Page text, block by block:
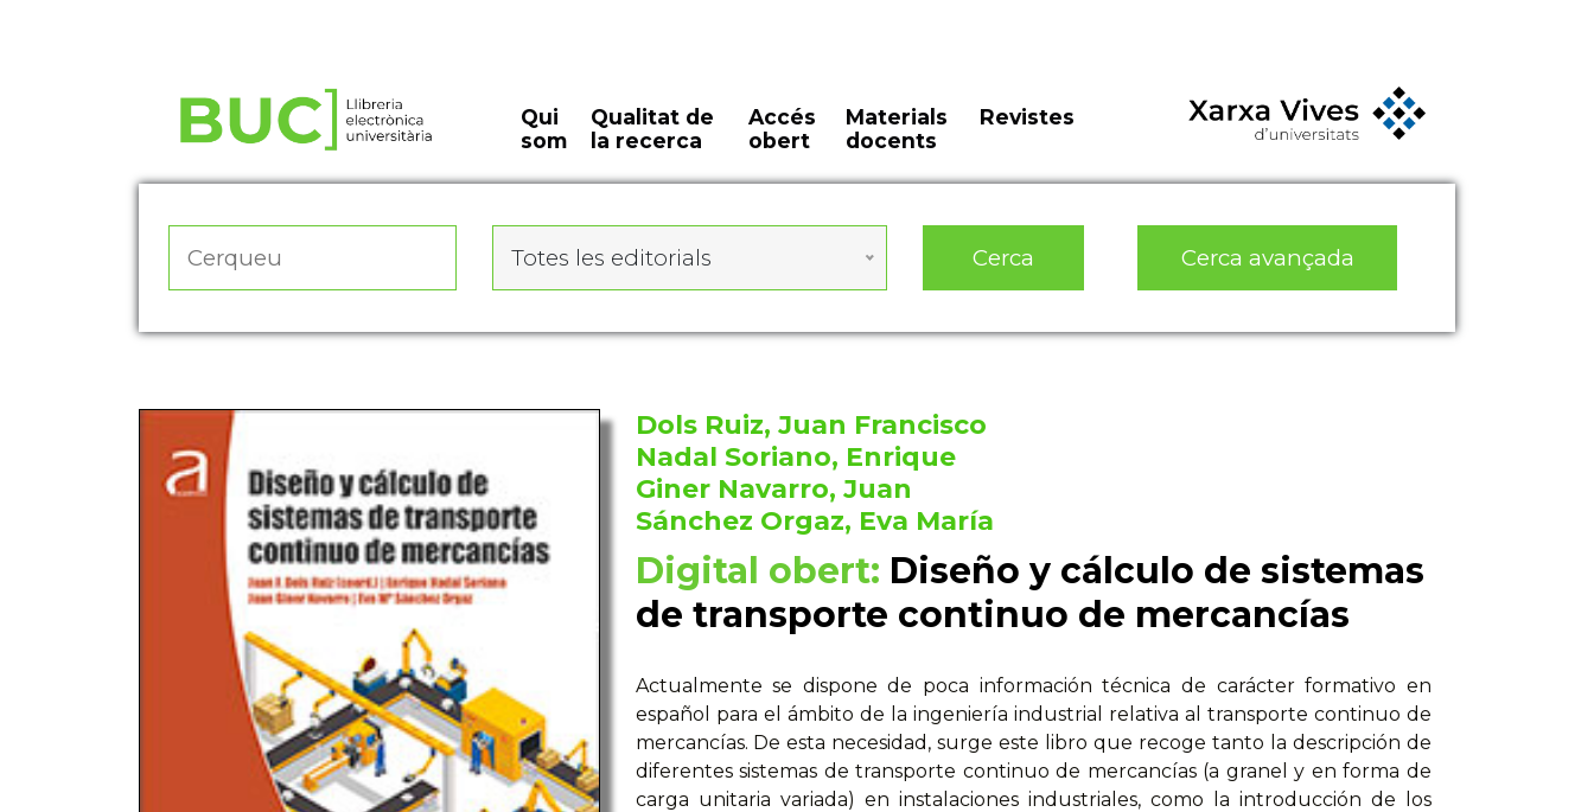
Qui
som
Qualitat de
la recerca
Accés
obert
Materials
docents
Revistes
Totes les editorials Cerca Cerca avançada
Dols Ruiz, Juan Francisco
Nadal Soriano, Enrique
Giner Navarro, Juan
Sánchez Orgaz, Eva María
Digital obert: Diseño y cálculo de sistemas
de transporte continuo de mercancías
Actualmente se dispone de poca información técnica de carácter formativo en
español para el ámbito de la ingeniería industrial relativa al transporte continuo de
mercancías. De esta necesidad, surge este libro que recoge tanto la descripción de
diferentes sistemas de transporte continuo de mercancías (a granel y en forma de
carga unitaria variada) en instalaciones industriales, como la introducción de los